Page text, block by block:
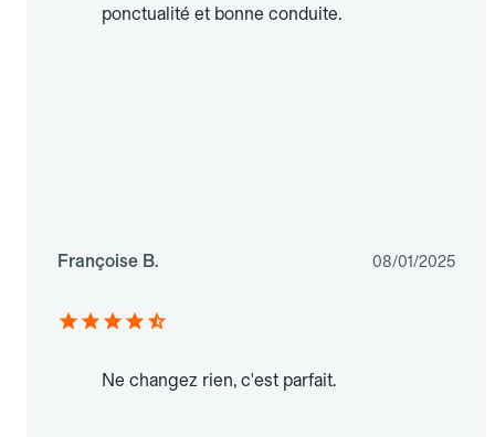
ponctualité et bonne conduite.
Françoise B. 08/01/2025
Ne changez rien, c'est parfait.